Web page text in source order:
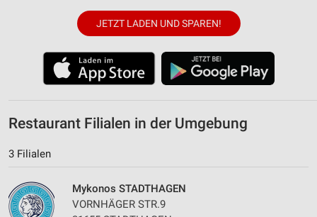
JETZT LADEN UND SPAREN!
Restaurant Filialen in der Umgebung
3 Filialen
Mykonos STADTHAGEN
VORNHÄGER STR.9